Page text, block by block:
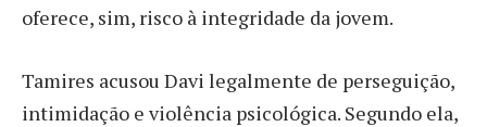
oferece, sim, risco à integridade da jovem.
Tamires acusou Davi legalmente de perseguição,
intimidação e violência psicológica. Segundo ela,